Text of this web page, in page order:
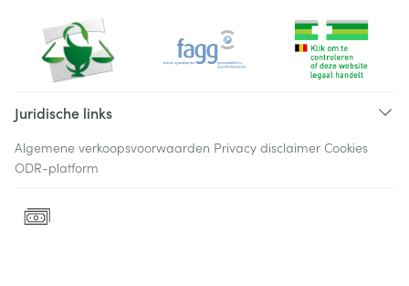
Juridische links
Algemene verkoopsvoorwaarden Privacy disclaimer Cookies
ODR-platform